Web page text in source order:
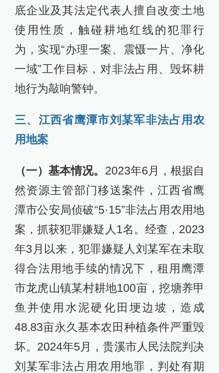
底企业及其法定代表人擅自改变土地
使用性质，触碰耕地红线的犯罪行
为，实现“办理一案、震慑一片、净化
一域”工作目标，对非法占用、毁坏耕
地行为敲响警钟。
三、江西省鹰潭市刘某军非法占用农
用地案
（一）基本情况。 2023年6月，根据自
然资源主管部门移送案件，江西省鹰
潭市公安局侦破“5·15”非法占用农用地
案，抓获犯罪嫌疑人1名。经查，2023
年3月以来，犯罪嫌疑人刘某军在未取
得合法用地手续的情况下，租用鹰潭
市龙虎山镇某村耕地100亩，挖塘养甲
鱼并使用水泥硬化田埂边坡，造成
48.83亩永久基本农田种植条件严重毁
坏。2024年5月，贵溪市人民法院判决
刘某军非法占用农用地罪，判处有期